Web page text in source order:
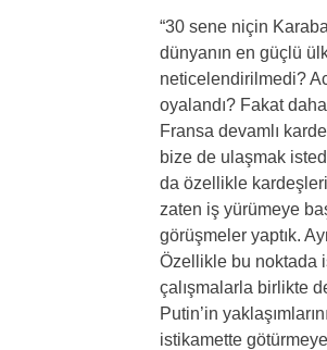
“30 sene niçin
dünyanın en güçlü
neticelendirilmedi?
oyalandı? Fakat
Fransa devamlı
bize de ulaşmak
da özellikle
zaten iş yürümeye
görüşmeler yaptık.
Özellikle bu noktada
çalışmalarla birlikte
Putin’in
istikamette